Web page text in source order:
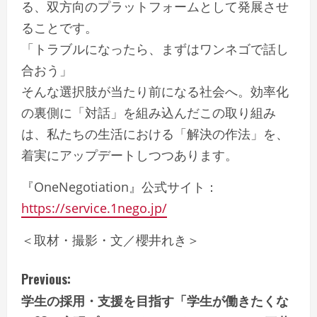
る、双方向のプラットフォームとして発展させ
ることです。
「トラブルになったら、まずはワンネゴで話し
合おう」
そんな選択肢が当たり前になる社会へ。効率化
の裏側に「対話」を組み込んだこの取り組み
は、私たちの生活における「解決の作法」を、
着実にアップデートしつつあります。
『OneNegotiation』公式サイト：
https://service.1nego.jp/
＜取材・撮影・文／櫻井れき＞
C
Previous:
学生の採用・支援を目指す「学生が働きたくな